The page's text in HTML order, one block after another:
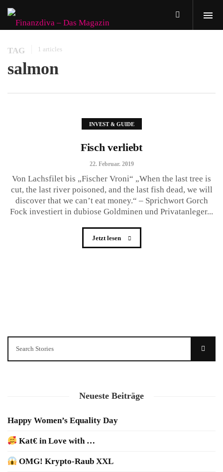
TAG 1 articles
salmon
INVEST & GUIDE
Fisch verliebt
22. Februar. 2019
Von Lachsfilet bis „Fischer Vroni“ „When the last tree is
cut, the last river poisoned, and the last fish dead, we will
discover that we can’t eat money.“ – Sprichwort Gorch
Fock investiert in dubiose Goldminen und Privatanleger...
Jetzt lesen
Neueste Beiträge
Happy Women’s Equality Day
Kat€ in Love with …
OMG! Krypto-Raub XXL